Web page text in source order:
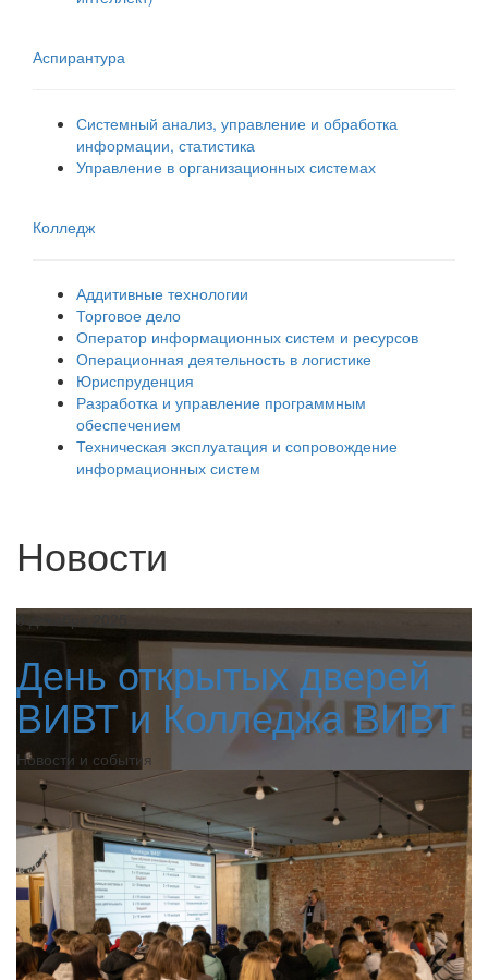
Аспирантура
Системный анализ, управление и обработка
информации, статистика
Управление в организационных системах
Колледж
Аддитивные технологии
Торговое дело
Оператор информационных систем и ресурсов
Операционная деятельность в логистике
Юриспруденция
Разработка и управление программным
обеспечением
Техническая эксплуатация и сопровождение
информационных систем
Новости
8 декабря 2025
День открытых дверей
ВИВТ и Колледжа ВИВТ
Новости и события